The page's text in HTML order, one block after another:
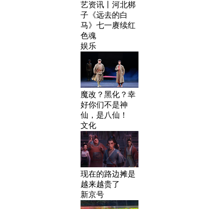
艺资讯丨河北梆
子《远去的白
马》七一赓续红
色魂
娱乐
魔改？黑化？幸
好你们不是神
仙，是八仙！
文化
现在的路边摊是
越来越贵了
新京号